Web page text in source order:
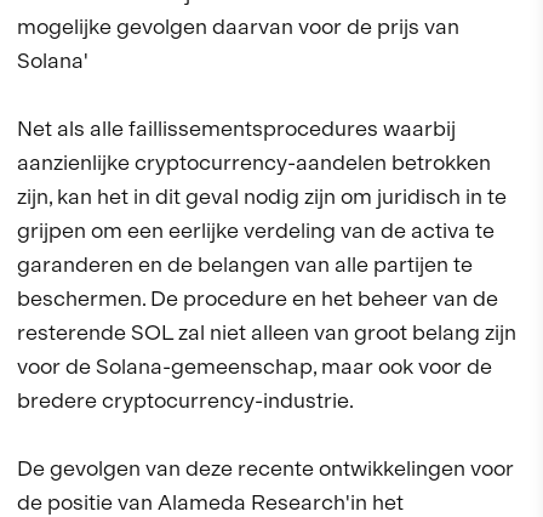
mogelijke gevolgen daarvan voor de prijs van
Solana'
Net als alle faillissementsprocedures waarbij
aanzienlijke cryptocurrency-aandelen betrokken
zijn, kan het in dit geval nodig zijn om juridisch in te
grijpen om een eerlijke verdeling van de activa te
garanderen en de belangen van alle partijen te
beschermen. De procedure en het beheer van de
resterende SOL zal niet alleen van groot belang zijn
voor de Solana-gemeenschap, maar ook voor de
bredere cryptocurrency-industrie.
De gevolgen van deze recente ontwikkelingen voor
de positie van Alameda Research'in het